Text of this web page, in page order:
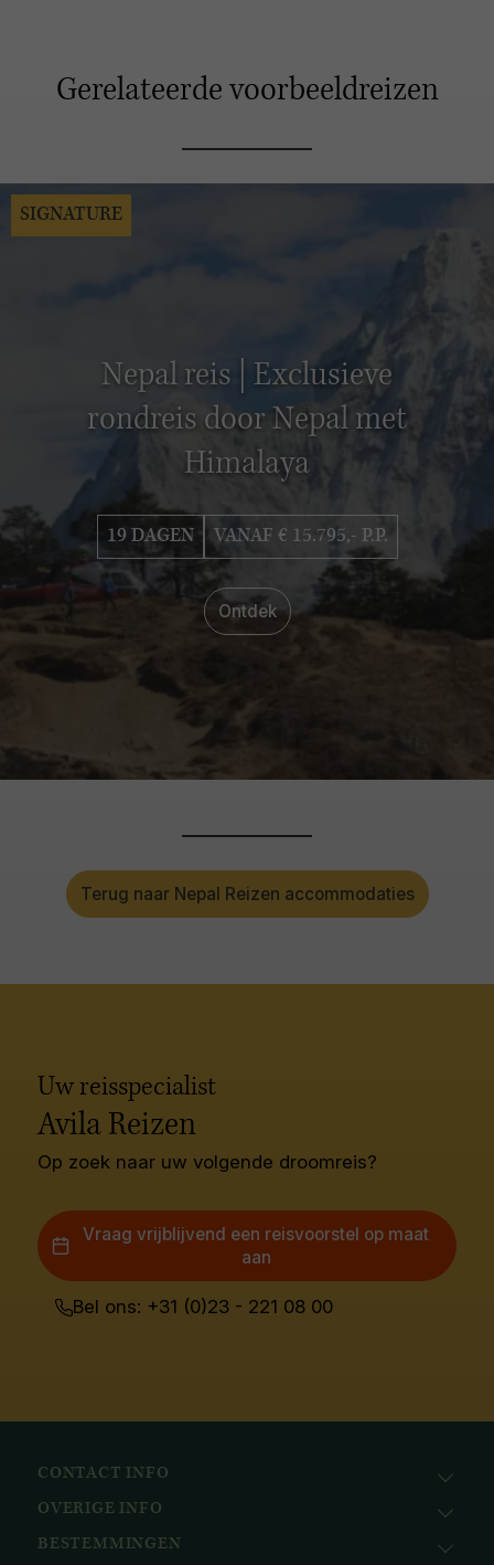
Gerelateerde voorbeeldreizen
Nepal reis | Exclusieve
rondreis door Nepal met
Himalaya
19 DAGEN VANAF € 15.795,- P.P.
Ontdek
SIGNATURE
Terug naar Nepal Reizen accommodaties
Uw reisspecialist
Avila Reizen
Op zoek naar uw volgende droomreis?
Vraag vrijblijvend een reisvoorstel op maat
aan
Bel ons: +31 (0)23 - 221 08 00
CONTACT INFO
Avila Reizen
Nieuwe Gracht 78
OVERIGE INFO
KvK: 51111616
BESTEMMINGEN